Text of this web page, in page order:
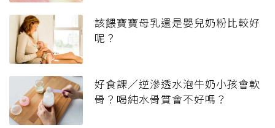
該餵寶寶母乳還是嬰兒奶粉比較好
呢？
好食課／逆滲透水泡牛奶小孩會軟
骨？喝純水骨質會不好嗎？